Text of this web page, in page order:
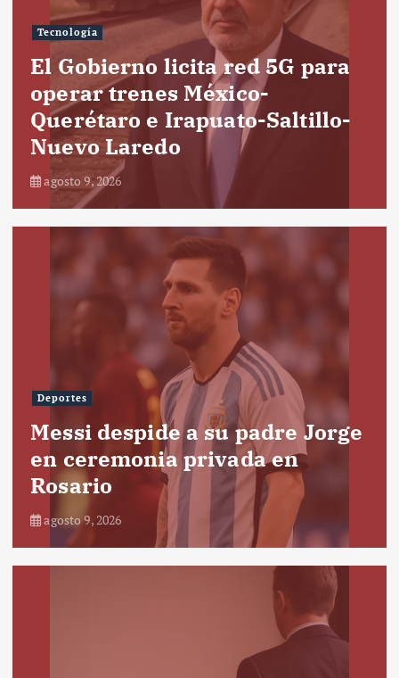
Tecnología
El Gobierno licita red 5G para
operar trenes México-
Querétaro e Irapuato-Saltillo-
Nuevo Laredo
agosto 9, 2026
Deportes
Messi despide a su padre Jorge
en ceremonia privada en
Rosario
agosto 9, 2026